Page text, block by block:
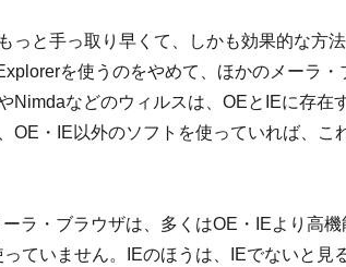
っと手っ取り早くて、しかも効果的な方法
を使うのをやめて、ほかのメーラ・
Nimdaなどのウィルスは、OEとIEに存在
OE・IE以外のソフトを使っていれば、こ
ラ・ブラウザは、多くはOE・IEより高機
ていません。IEのほうは、IEでないと見